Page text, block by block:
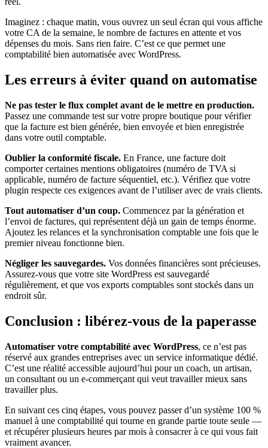
Imaginez : chaque matin, vous ouvrez un seul écran qui vous affiche
votre CA de la semaine, le nombre de factures en attente et vos
dépenses du mois. Sans rien faire. C’est ce que permet une
comptabilité bien automatisée avec WordPress.
Les erreurs à éviter quand on automatise
Ne pas tester le flux complet avant de le mettre en production.
Passez une commande test sur votre propre boutique pour vérifier
que la facture est bien générée, bien envoyée et bien enregistrée
dans votre outil comptable.
Oublier la conformité fiscale. En France, une facture doit
comporter certaines mentions obligatoires (numéro de TVA si
applicable, numéro de facture séquentiel, etc.). Vérifiez que votre
plugin respecte ces exigences avant de l’utiliser avec de vrais clients.
Tout automatiser d’un coup. Commencez par la génération et
l’envoi de factures, qui représentent déjà un gain de temps énorme.
Ajoutez les relances et la synchronisation comptable une fois que le
premier niveau fonctionne bien.
Négliger les sauvegardes. Vos données financières sont précieuses.
Assurez-vous que votre site WordPress est sauvegardé
régulièrement, et que vos exports comptables sont stockés dans un
endroit sûr.
Conclusion : libérez-vous de la paperasse
Automatiser votre comptabilité avec WordPress, ce n’est pas
réservé aux grandes entreprises avec un service informatique dédié.
C’est une réalité accessible aujourd’hui pour un coach, un artisan,
un consultant ou un e-commerçant qui veut travailler mieux sans
travailler plus.
En suivant ces cinq étapes, vous pouvez passer d’un système 100 %
manuel à une comptabilité qui tourne en grande partie toute seule —
et récupérer plusieurs heures par mois à consacrer à ce qui vous fait
vraiment avancer.